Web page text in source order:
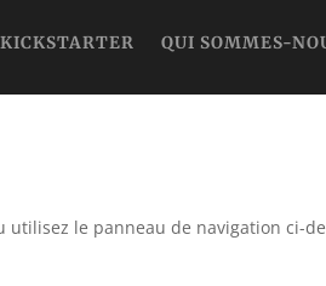
KICKSTARTER QUI SOMMES-
utilisez le panneau de navigation ci-